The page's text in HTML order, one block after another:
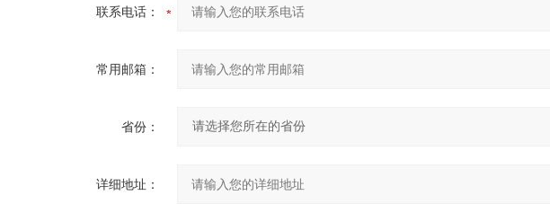
联系电话：
常用邮箱：
省份：
详细地址：